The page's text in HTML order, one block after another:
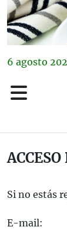
6 agosto
Si no estás
E-mail: